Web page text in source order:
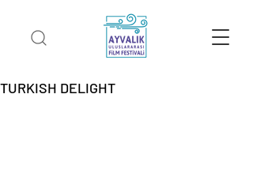
TURKISH DELIGHT